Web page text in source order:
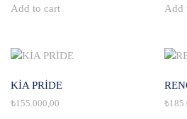
Add to cart Add
KİA PRİDE
₺155.000,00 ₺